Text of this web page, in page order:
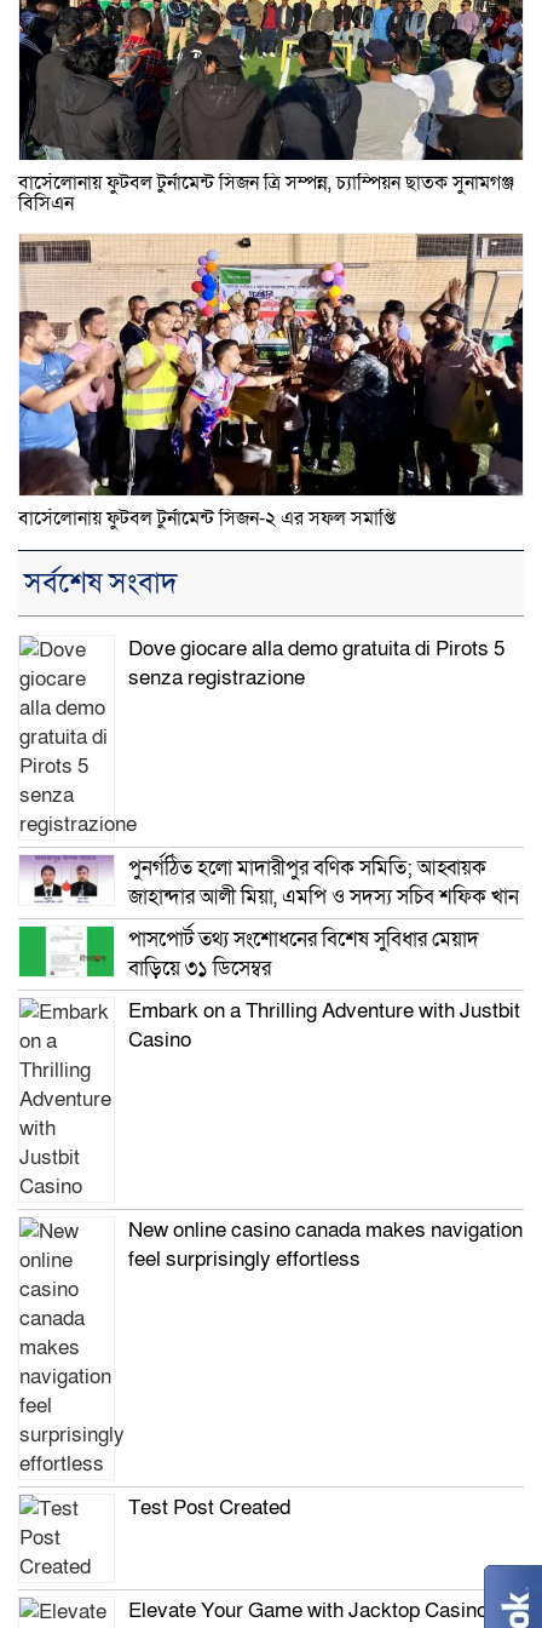
বার্সেলোনায় ফুটবল টুর্নামেন্ট সিজন ত্রি সম্পন্ন, চ্যাম্পিয়ন ছাতক সুনামগঞ্জ
বিসিএন
বার্সেলোনায় ফুটবল টুর্নামেন্ট সিজন-২ এর সফল সমাপ্তি
সর্বশেষ সংবাদ
Dove giocare alla demo gratuita di Pirots 5
senza registrazione
পুনর্গঠিত হলো মাদারীপুর বণিক সমিতি; আহ্বায়ক
জাহান্দার আলী মিয়া, এমপি ও সদস্য সচিব শফিক খান
পাসপোর্ট তথ্য সংশোধনের বিশেষ সুবিধার মেয়াদ
বাড়িয়ে ৩১ ডিসেম্বর
Embark on a Thrilling Adventure with Justbit
Casino
New online casino canada makes navigation
feel surprisingly effortless
Test Post Created
Elevate Your Game with Jacktop Casino’s